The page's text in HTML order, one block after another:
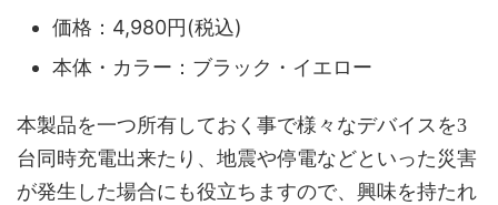
価格：4,980円(税込)
本体・カラー：ブラック・イエロー
本製品を一つ所有しておく事で様々なデバイスを3
台同時充電出来たり、地震や停電などといった災害
が発生した場合にも役立ちますので、興味を持たれ